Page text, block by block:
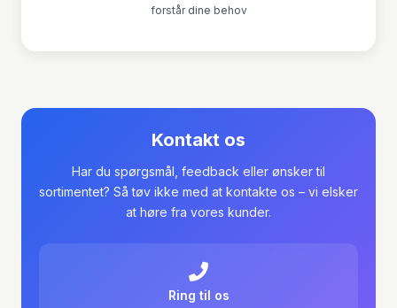
forstår dine behov
Kontakt os
Har du spørgsmål, feedback eller ønsker til
sortimentet? Så tøv ikke med at kontakte os – vi elsker
at høre fra vores kunder.
Ring til os